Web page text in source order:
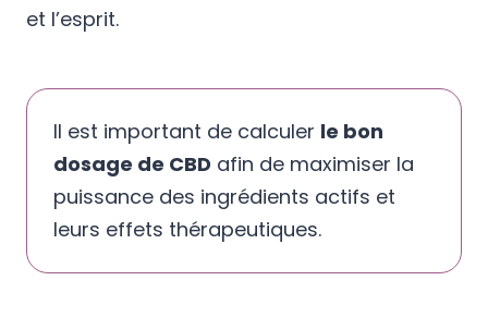
et l’esprit.
Il est important de calculer le bon
dosage de CBD afin de maximiser la
puissance des ingrédients actifs et
leurs effets thérapeutiques.